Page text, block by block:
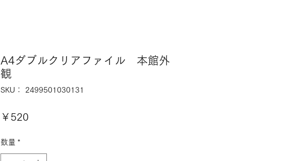
A4ダブルクリアファイル 本館外
観
SKU： 2499501030131
￥520
数量 *